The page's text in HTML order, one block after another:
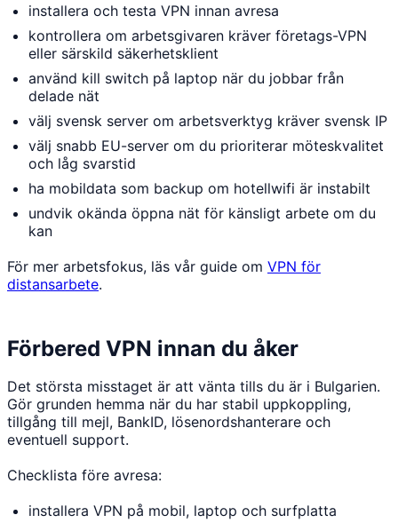
installera och testa VPN innan avresa
kontrollera om arbetsgivaren kräver företags-VPN
eller särskild säkerhetsklient
använd kill switch på laptop när du jobbar från
delade nät
välj svensk server om arbetsverktyg kräver svensk IP
välj snabb EU-server om du prioriterar möteskvalitet
och låg svarstid
ha mobildata som backup om hotellwifi är instabilt
undvik okända öppna nät för känsligt arbete om du
kan
För mer arbetsfokus, läs vår guide om VPN för
distansarbete.
Förbered VPN innan du åker
Det största misstaget är att vänta tills du är i Bulgarien.
Gör grunden hemma när du har stabil uppkoppling,
tillgång till mejl, BankID, lösenordshanterare och
eventuell support.
Checklista före avresa:
installera VPN på mobil, laptop och surfplatta